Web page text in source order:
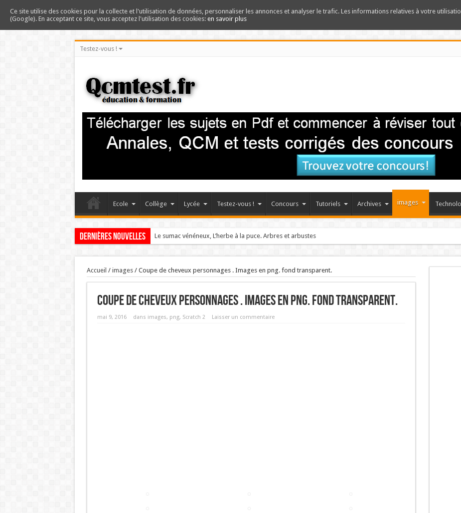
Testez-vous !
Ecole Collège Lycée Testez-vous ! Concours Tutoriels Archives images
Dernières nouvelles Le sumac vénéneux, L’herbe à la puce. Arbres et arbustes
AUBEPINES OU SENELLIERS.
Accueil / images/ Coupe de cheveux personnages . Images en png. fond transparent.
Coupe de cheveux personnages . Images en png. fond transparent.
mai 9, 2016 dans images, png, Scratch 2 Laisser un commentaire
Ce site utilise des cookies pour la collecte et l'utilisation de données, personnaliser les annonces et analyser le trafic. Les informations relatives à votre
(Google). En acceptant ce site, vous acceptez l'utilisation des cookies: en savoir plus